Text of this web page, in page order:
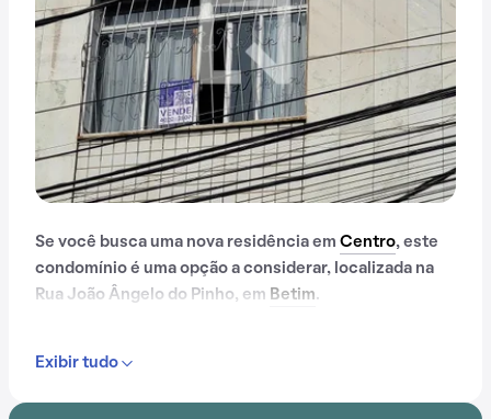
Se você busca uma nova residência em Centro, este
condomínio é uma opção a considerar, localizada na
Rua João Ângelo do Pinho, em Betim.
Exibir tudo